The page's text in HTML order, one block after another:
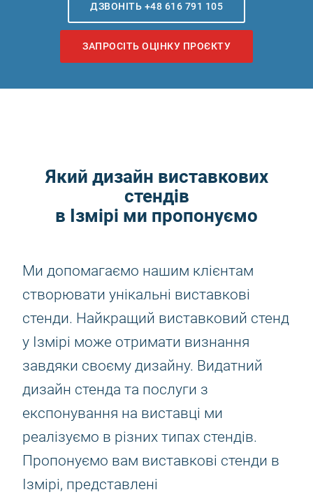
ДЗВОНІТЬ +48 616 791 105
ЗАПРОСІТЬ ОЦІНКУ ПРОЄКТУ
Який дизайн виставкових
стендів
в Ізмірі ми пропонуємо
Ми допомагаємо нашим клієнтам
створювати унікальні виставкові
стенди. Найкращий виставковий стенд
у Ізмірі може отримати визнання
завдяки своєму дизайну. Видатний
дизайн стенда та послуги з
експонування на виставці ми
реалізуємо в різних типах стендів.
Пропонуємо вам виставкові стенди в
Ізмірі, представлені